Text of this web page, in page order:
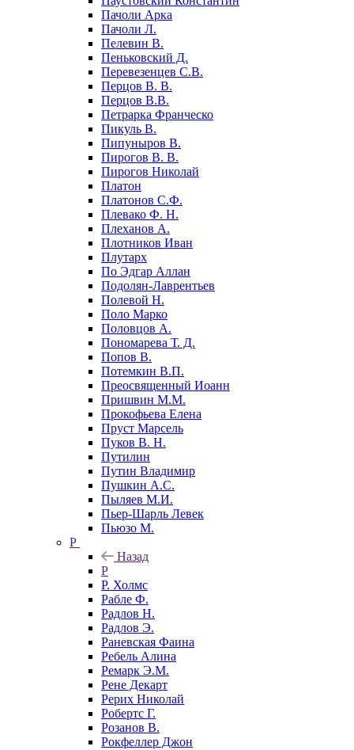
Пачоли Арка
Пачоли Л.
Пелевин В.
Пеньковский Д.
Перевезенцев С.В.
Перцов В. В.
Перцов В.В.
Петрарка Франческо
Пикуль В.
Пипуныров В.
Пирогов В. В.
Пирогов Николай
Платон
Платонов С.Ф.
Плевако Ф. Н.
Плеханов А.
Плотников Иван
Плутарх
По Эдгар Аллан
Подолян-Лаврентьев
Полевой Н.
Поло Марко
Половцов А.
Пономарева Т. Д.
Попов В.
Потемкин В.П.
Преосвященный Иоанн
Пришвин М.М.
Прокофьева Елена
Пруст Марсель
Пуков В. Н.
Путилин
Путин Владимир
Пушкин А.С.
Пыляев М.И.
Пьер-Шарль Левек
Пьюзо М.
Р
Назад
Р
Р. Холмс
Рабле Ф.
Радлов Н.
Радлов Э.
Раневская Фаина
Ребель Алина
Ремарк Э.М.
Рене Декарт
Рерих Николай
Робертс Г.
Розанов В.
Рокфеллер Джон